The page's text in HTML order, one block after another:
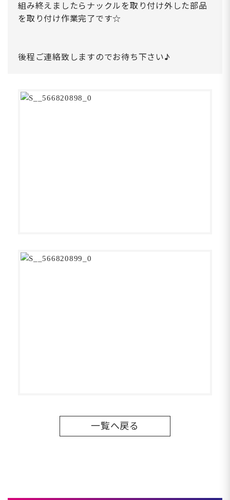
組み終えましたらナックルを取り付け外した部品
を取り付け作業完了です☆
後程ご連絡致しますのでお待ち下さい♪
一覧へ戻る